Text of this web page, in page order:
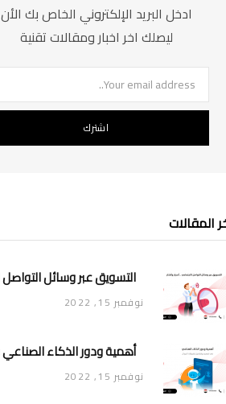
ادخل البريد الإلكتروني الخاص بك الأن
ليصلك اخر اخبار ومقالات تقنية
المقالات
نوفمبر 15, 2022
نوفمبر 15, 2022